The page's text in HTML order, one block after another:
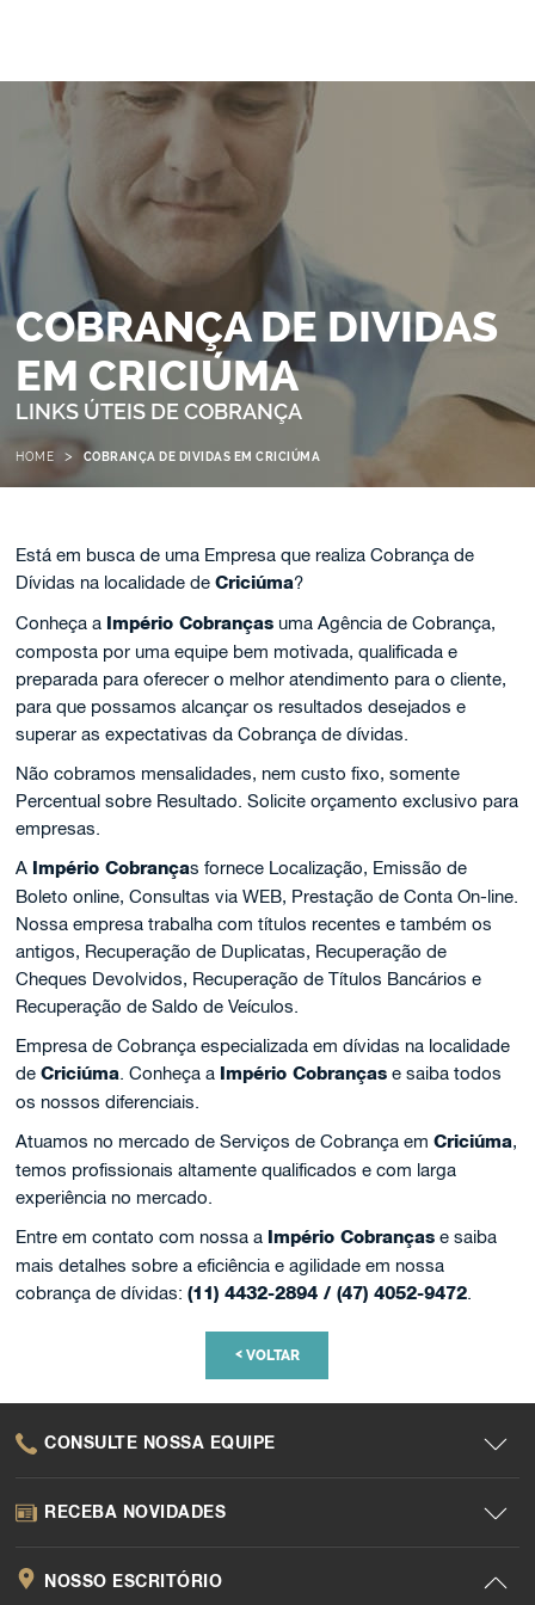
COBRANÇA DE DIVIDAS
EM CRICIÚMA
LINKS ÚTEIS DE COBRANÇA
HOME > COBRANÇA DE DIVIDAS EM CRICIÚMA
Está em busca de uma Empresa que realiza Cobrança de
Dívidas na localidade deCriciúma?
Conheça a Império Cobranças uma Agência de Cobrança,
composta por uma equipe bem motivada, qualificada e
preparada para oferecer o melhor atendimento para o cliente,
para que possamos alcançar os resultados desejados e
superar as expectativas da Cobrança de dívidas.
Não cobramos mensalidades, nem custo fixo, somente
Percentual sobre Resultado. Solicite orçamento exclusivo para
empresas.
A Império Cobranças fornece Localização, Emissão de
Boleto online, Consultas via WEB, Prestação de Conta On-line.
Nossa empresa trabalha com títulos recentes e também os
antigos, Recuperação de Duplicatas, Recuperação de
Cheques Devolvidos, Recuperação de Títulos Bancários e
Recuperação de Saldo de Veículos.
Empresa de Cobrança especializada em dívidas na localidade
deCriciúma. Conheça a Império Cobranças e saiba todos
os nossos diferenciais.
Atuamos no mercado de Serviços de Cobrança emCriciúma,
temos profissionais altamente qualificados e com larga
experiência no mercado.
Entre em contato com nossa a Império Cobranças e saiba
mais detalhes sobre a eficiência e agilidade em nossa
cobrança de dívidas:(11) 4432-2894 / (47) 4052-9472.
<VOLTAR
CONSULTE NOSSA EQUIPE
RECEBA NOVIDADES
NOSSO ESCRITÓRIO